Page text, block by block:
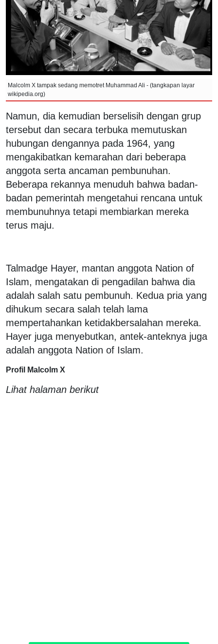
Malcolm X tampak sedang memotret Muhammad Ali - (tangkapan layar
wikipedia.org)
Namun, dia kemudian berselisih dengan grup
tersebut dan secara terbuka memutuskan
hubungan dengannya pada 1964, yang
mengakibatkan kemarahan dari beberapa
anggota serta ancaman pembunuhan.
Beberapa rekannya menuduh bahwa badan-
badan pemerintah mengetahui rencana untuk
membunuhnya tetapi membiarkan mereka
terus maju.
Talmadge Hayer, mantan anggota Nation of
Islam, mengatakan di pengadilan bahwa dia
adalah salah satu pembunuh. Kedua pria yang
dihukum secara salah telah lama
mempertahankan ketidakbersalahan mereka.
Hayer juga menyebutkan, antek-anteknya juga
adalah anggota Nation of Islam.
Profil Malcolm X
Lihat halaman berikut